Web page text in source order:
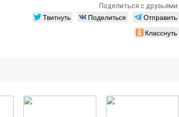
Поделиться с друзьями:
Твитнуть Поделиться
Отправить
Класснуть